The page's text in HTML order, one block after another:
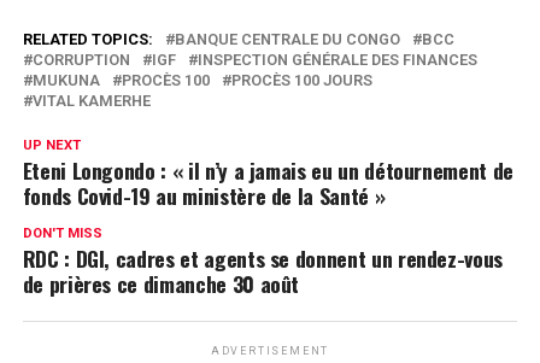
RELATED TOPICS: BANQUE CENTRALE DU CONGO
BCC
CORRUPTION
IGF
INSPECTION GÉNÉRALE DES FINANCES
MUKUNA
PROCÈS 100
PROCÈS 100 JOURS
VITAL KAMERHE
UP NEXT
Eteni Longondo : « il n’y a jamais eu un détournement de
fonds Covid-19 au ministère de la Santé »
DON'T MISS
RDC : DGI, cadres et agents se donnent un rendez-vous
de prières ce dimanche 30 août
ADVERTISEMENT